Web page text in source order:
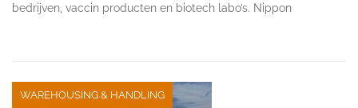
bedrijven, vaccin producten en biotech labo’s. Nippon
WAREHOUSING & HANDLING